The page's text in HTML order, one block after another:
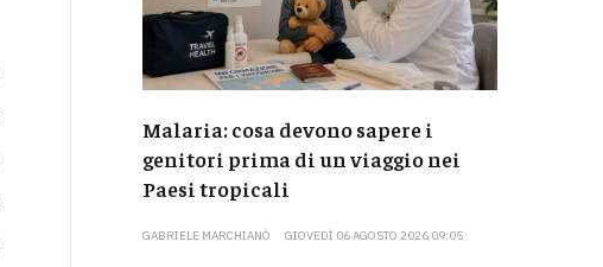
Malaria: cosa devono sapere i
genitori prima di un viaggio nei
Paesi tropicali
GABRIELE MARCHIANÒ GIOVEDÌ 06 AGOSTO 2026 09:05